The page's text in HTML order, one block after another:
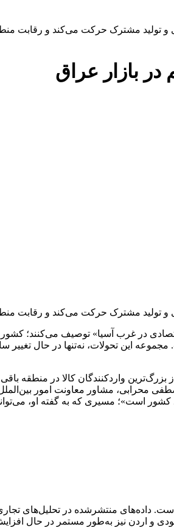
مشترک حرکت می‌کند و رقابت
بازار عراق
تولید مشترک حرکت می‌کند و رقابت
در غرب آسیا» توصیف می‌کنند؛
این تحولات، نه‌تنها در حال تغییر
واردکنندگان کالا در منطقه باقی
مشاور معاونت امور بین‌الملل
است»؛ مسیری که به گفته او،
و اردن نیز به‌طور مستمر در حال